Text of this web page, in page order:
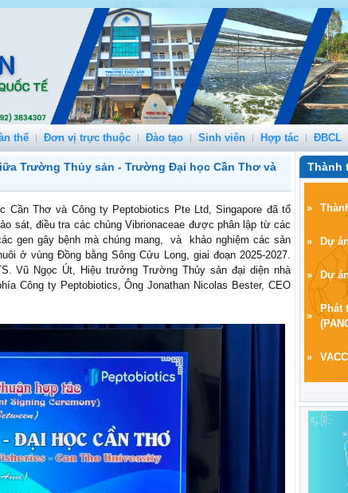
thể Đơn vị trực thuộc Đào tạo Sinh viên Hợp tác ĐBCL
Trường Thủy sản - Trường Đại học Cần Thơ và
Thơ và Công ty Peptobiotics Pte Ltd, Singapore đã tổ
sát, điều tra các chủng Vibrionaceae được phân lập từ các
gen gây bệnh mà chúng mang, và khảo nghiệm các sản
ở vùng Đồng bằng Sông Cửu Long, giai đoạn 2025-2027.
Vũ Ngọc Út, Hiệu trưởng Trường Thủy sản đại diện nhà
Công ty Peptobiotics, Ông Jonathan Nicolas Bester, CEO
Thành
»
» Dự
» Dự
»
Phát
»